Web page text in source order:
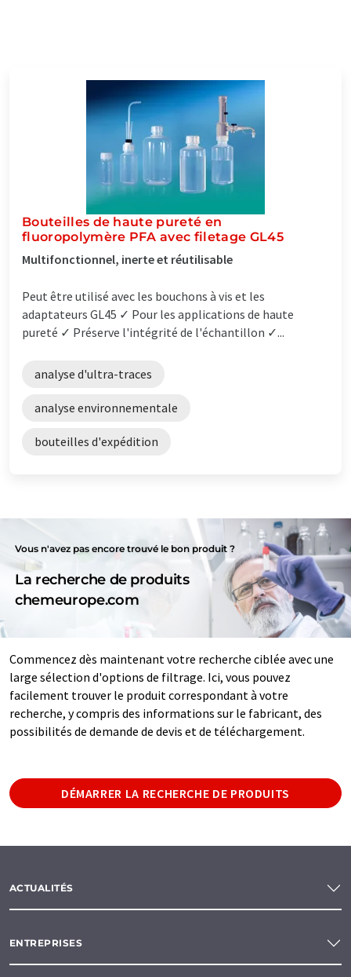
Bouteilles de haute pureté en
fluoropolymère PFA avec filetage GL45
Multifonctionnel, inerte et réutilisable
Peut être utilisé avec les bouchons à vis et les
adaptateurs GL45 ✓ Pour les applications de haute
pureté ✓ Préserve l'intégrité de l'échantillon ✓...
analyse d'ultra-traces
analyse environnementale
bouteilles d'expédition
Vous n'avez pas encore trouvé le bon produit ?
La recherche de produits
chemeurope.com
Commencez dès maintenant votre recherche ciblée avec une
large sélection d'options de filtrage. Ici, vous pouvez
facilement trouver le produit correspondant à votre
recherche, y compris des informations sur le fabricant, des
possibilités de demande de devis et de téléchargement.
DÉMARRER LA RECHERCHE DE PRODUITS
ACTUALITÉS
ENTREPRISES